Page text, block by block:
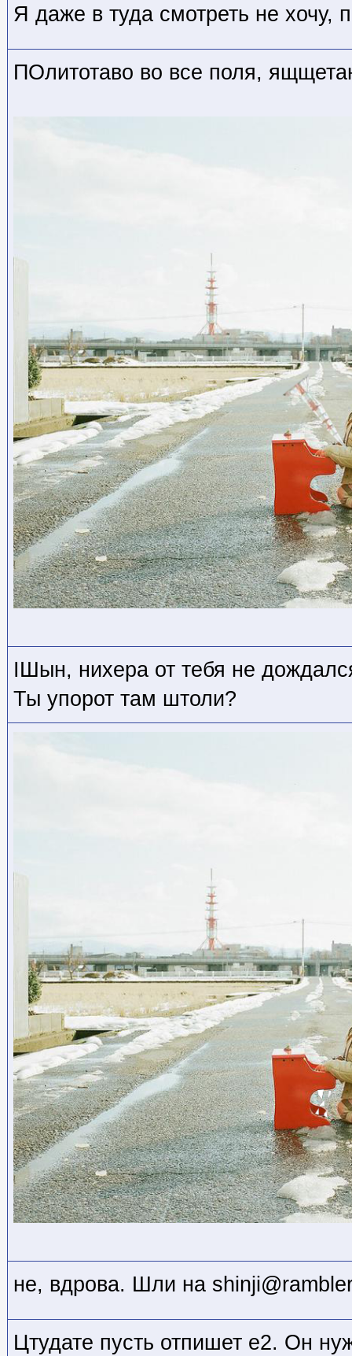
Я даже в туда смотреть не хочу,
ПОлитотаво во все поля,
IШын, нихера от тебя не
Ты упорот там штоли?
не, вдрова. Шли на
Цтудате пусть отпишет е2. Он